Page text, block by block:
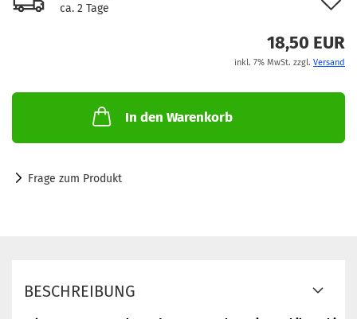
ca. 2 Tage
18,50 EUR
inkl. 7% MwSt. zzgl. Versand
In den Warenkorb
Frage zum Produkt
BESCHREIBUNG